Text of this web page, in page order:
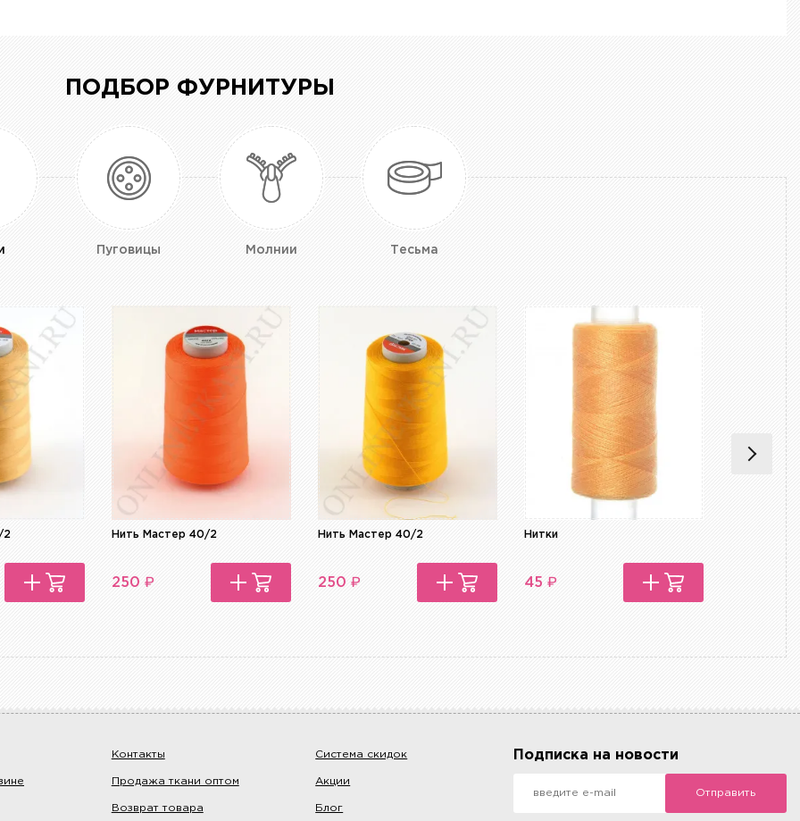
ПОДБОР ФУРНИТУРЫ
Пуговицы Молнии Тесьма
2 Нить Мастер 40/2
250 ₽
Нить Мастер 40/2
250 ₽
Нитки
45 ₽
Контакты
Продажа ткани оптом
Возврат товара
Система скидок
Акции
Блог
Подписка на новости
Отправить